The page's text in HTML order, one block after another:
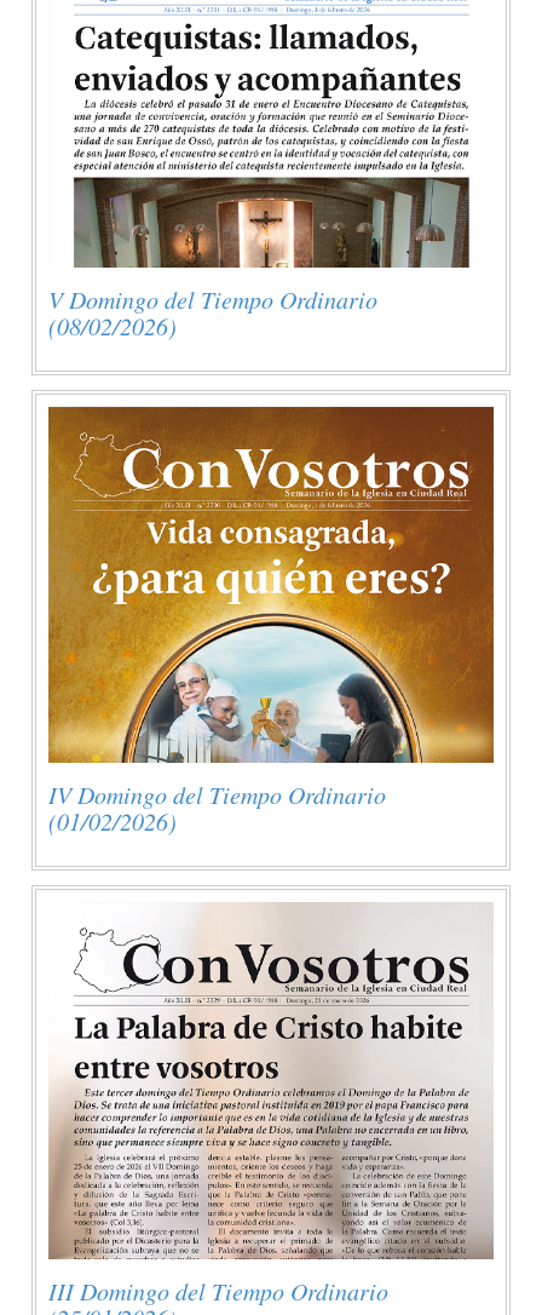
V Domingo del Tiempo Ordinario
(08/02/2026)
IV Domingo del Tiempo Ordinario
(01/02/2026)
III Domingo del Tiempo Ordinario